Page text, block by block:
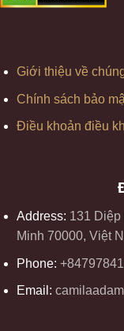
Giới thiệu về
Chính sách bảo
Điều khoản điều
Address: 131 Diệp
Minh 70000, Việt
Phone:
Email: